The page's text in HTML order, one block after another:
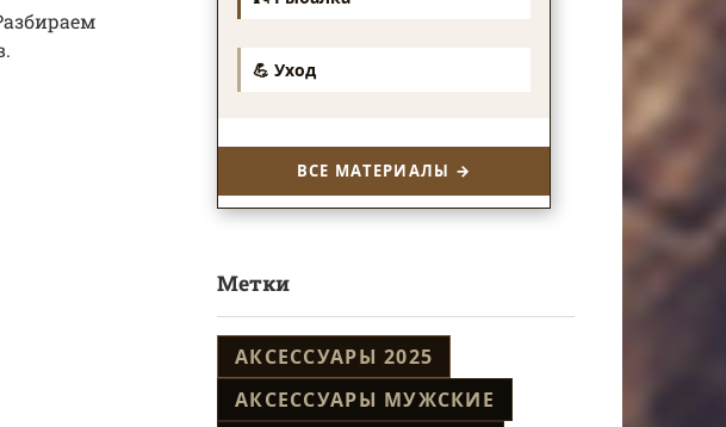
💪 Уход
ВСЕ МАТЕРИАЛЫ →
Метки
АКСЕССУАРЫ 2025
АКСЕССУАРЫ МУЖСКИЕ